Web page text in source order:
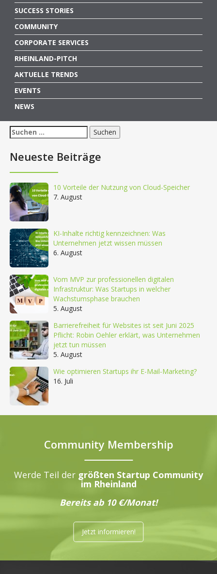
SUCCESS STORIES
COMMUNITY
CORPORATE SERVICES
RHEINLAND-PITCH
AKTUELLE TRENDS
EVENTS
NEWS
Suchen
nach:
Neueste Beiträge
10 Vorteile der Nutzung von Cloud-Speicher
7. August
KI-Inhalte richtig kennzeichnen: Was
Unternehmen jetzt wissen müssen
6. August
Vom MVP zur professionellen digitalen
Infrastruktur: Was Startups in welcher
Wachstumsphase brauchen
5. August
Barrierefreiheit für Websites ist seit Juni 2025
Pflicht: Robin Oehler erklärt, was Unternehmen
jetzt tun müssen
5. August
Wie optimieren Startups ihr E-Mail-Marketing?
16. Juli
Community Membership
Werde Teil der größten Startup Community
im Rheinland
Bereits ab 10 €/Monat!
Jetzt informieren!